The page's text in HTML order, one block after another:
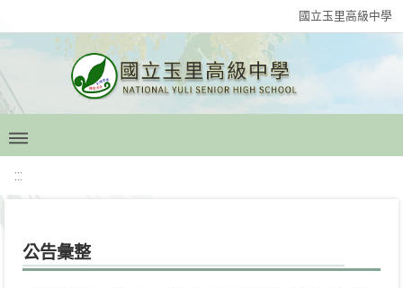
國立玉里高級中學
:::
公告彙整